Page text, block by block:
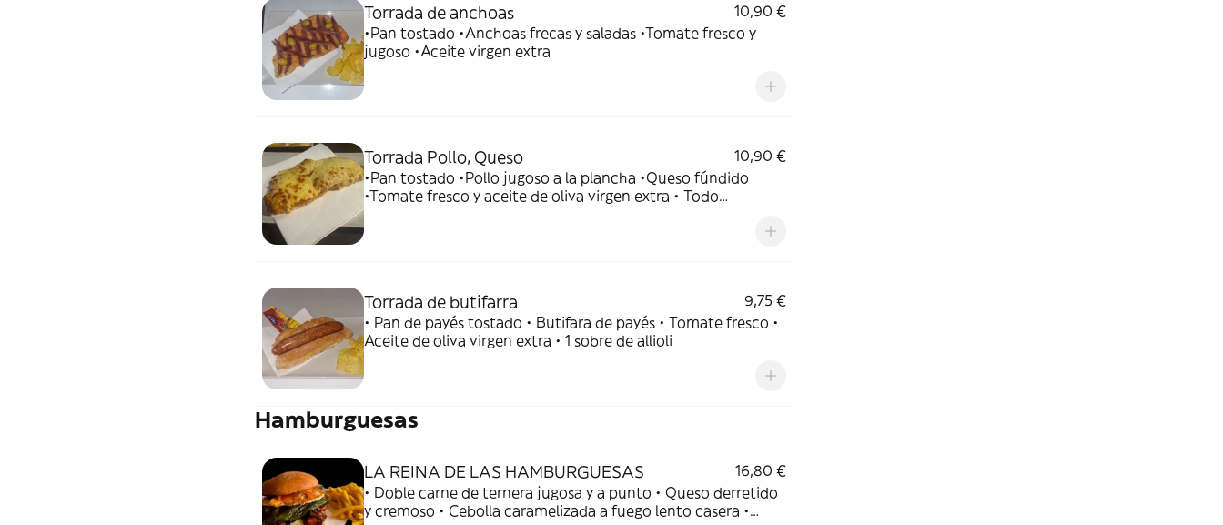
Torrada de anchoas
10,90 €
•Pan tostado •Anchoas frecas y saladas •Tomate fresco y
jugoso •Aceite virgen extra
Torrada Pollo, Queso
10,90 €
•Pan tostado •Pollo jugoso a la plancha •Queso fúndido
•Tomate fresco y aceite de oliva virgen extra • Todo
Torrada de butifarra
9,75 €
• Pan de payés tostado • Butifara de payés • Tomate fresco •
Aceite de oliva virgen extra • 1 sobre de allioli
Hamburguesas
LA REINA DE LAS HAMBURGUESAS
16,80 €
• Doble carne de ternera jugosa y a punto • Queso derretido
y cremoso • Cebolla caramelizada a fuego lento casera •